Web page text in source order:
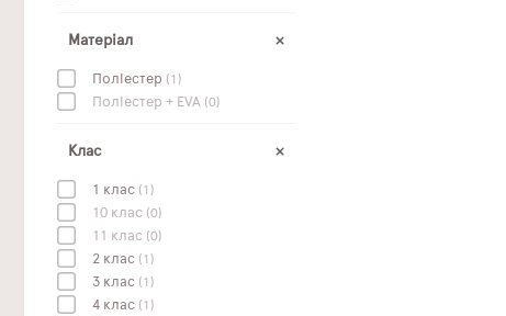
Матеріал
Поліестер (1)
Поліестер + EVA (0)
Клас
1 клас (1)
10 клас (0)
11 клас (0)
2 клас (1)
3 клас (1)
4 клас (1)